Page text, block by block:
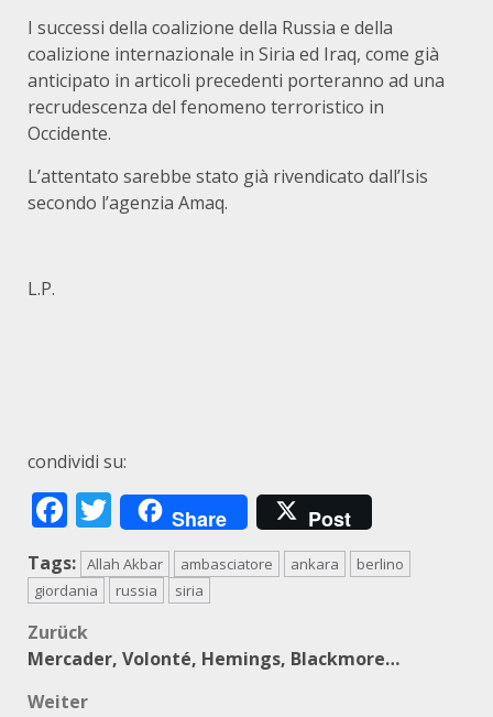
I successi della coalizione della Russia e della
coalizione internazionale in Siria ed Iraq, come già
anticipato in articoli precedenti porteranno ad una
recrudescenza del fenomeno terroristico in
Occidente.
L’attentato sarebbe stato già rivendicato dall’Isis
secondo l’agenzia Amaq.
L.P.
condividi su:
Facebook
Twitter
Share Post
Tags: Allah Akbar ambasciatore ankara
berlino
giordania
russia siria
Beitragsnavigation
Zurück
Mercader, Volonté, Hemings, Blackmore…
Weiter